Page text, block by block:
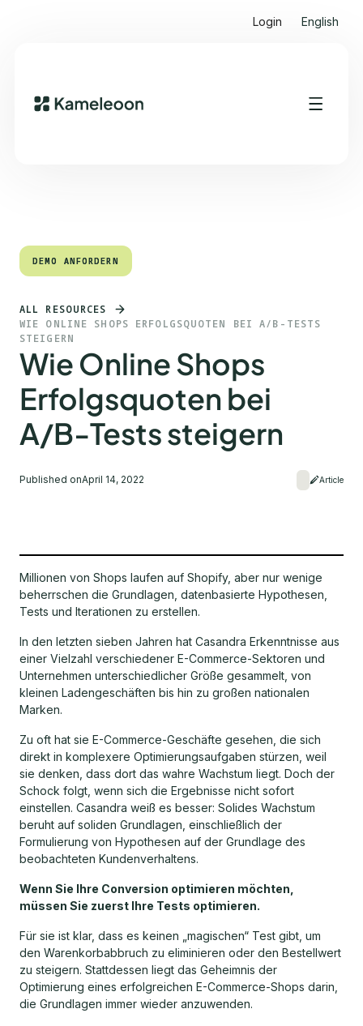
Login English
Quick Links
DEMO ANFORDERN
DEMO ANFORDERN
ALL RESOURCES
WIE ONLINE SHOPS ERFOLGSQUOTEN BEI A/B-TESTS
STEIGERN
Wie Online Shops
Erfolgsquoten bei
A/B-Tests steigern
Published onApril 14, 2022 Article
Millionen von Shops laufen auf Shopify, aber nur wenige
beherrschen die Grundlagen, datenbasierte Hypothesen,
Tests und Iterationen zu erstellen.
In den letzten sieben Jahren hat Casandra Erkenntnisse aus
einer Vielzahl verschiedener E-Commerce-Sektoren und
Unternehmen unterschiedlicher Größe gesammelt, von
kleinen Ladengeschäften bis hin zu großen nationalen
Marken.
Zu oft hat sie E-Commerce-Geschäfte gesehen, die sich
direkt in komplexere Optimierungsaufgaben stürzen, weil
sie denken, dass dort das wahre Wachstum liegt. Doch der
Schock folgt, wenn sich die Ergebnisse nicht sofort
einstellen. Casandra weiß es besser: Solides Wachstum
beruht auf soliden Grundlagen, einschließlich der
Formulierung von Hypothesen auf der Grundlage des
beobachteten Kundenverhaltens.
Wenn Sie Ihre Conversion optimieren möchten,
müssen Sie zuerst Ihre Tests optimieren.
Für sie ist klar, dass es keinen „magischen“ Test gibt, um
den Warenkorbabbruch zu eliminieren oder den Bestellwert
zu steigern. Stattdessen liegt das Geheimnis der
Optimierung eines erfolgreichen E-Commerce-Shops darin,
die Grundlagen immer wieder anzuwenden.